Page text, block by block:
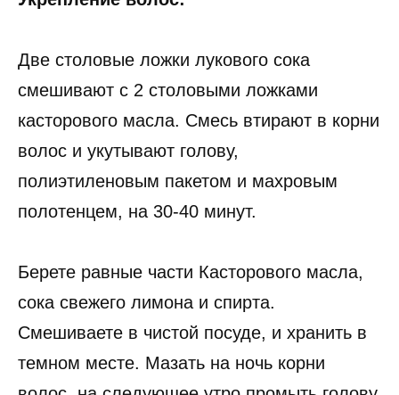
Две столовые ложки лукового сока
смешивают с 2 столовыми ложками
касторового масла. Смесь втирают в корни
волос и укутывают голову,
полиэтиленовым пакетом и махровым
полотенцем, на 30-40 минут.
Берете равные части Касторового масла,
сока свежего лимона и спирта.
Смешиваете в чистой посуде, и хранить в
темном месте. Мазать на ночь корни